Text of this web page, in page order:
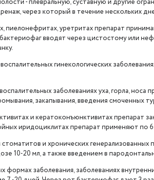
- плевральную, суставную и другие
через который в течение нескольких
пиелонефритах, уретритах препарат
вводят через цистостому или
гинекологических
заболеваниях уха, горла, носа
закапывания, введения смоченных
и кератоконъюнктивитах препарат
иридоциклитах препарат применяют по
стоматитов и хронических
10-20 мл, а также введением в
формах заболевания, заболеваниях